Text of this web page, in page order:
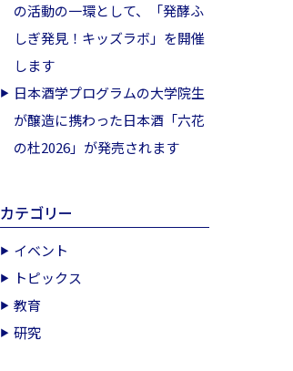
の活動の一環として、「発酵ふ
しぎ発見！キッズラボ」を開催
します
日本酒学プログラムの大学院生
が醸造に携わった日本酒「六花
の杜2026」が発売されます
カテゴリー
イベント
トピックス
教育
研究